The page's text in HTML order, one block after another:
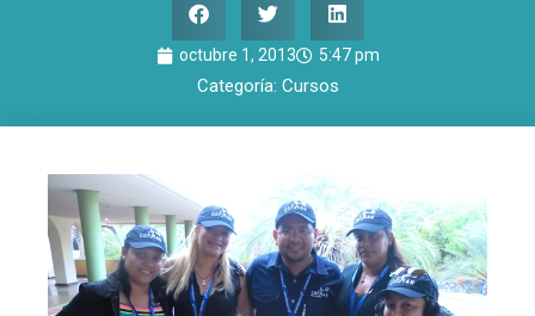
octubre 1, 2013 5:47 pm
Categoría: Cursos